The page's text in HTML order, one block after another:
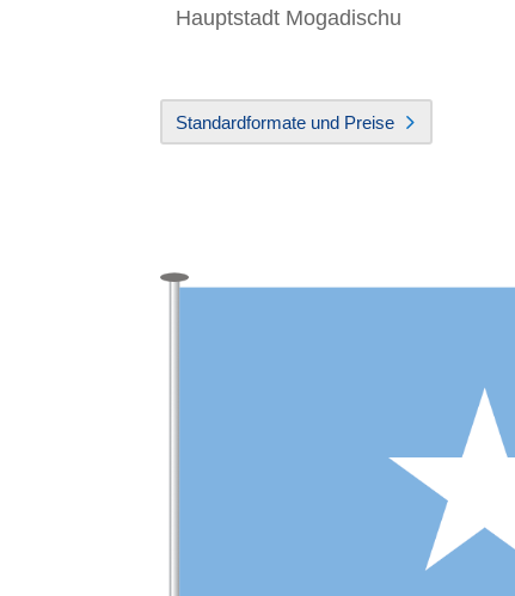
Hauptstadt Mogadischu
Standardformate und Preise